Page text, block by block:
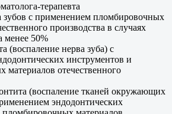
терапевта
зубов с применением пломбировочных
производства в случаях
менее 50%
(воспаление нерва зуба) с
инструментов и
материалов отечественного
(воспаление тканей окружающих
эндодонтических